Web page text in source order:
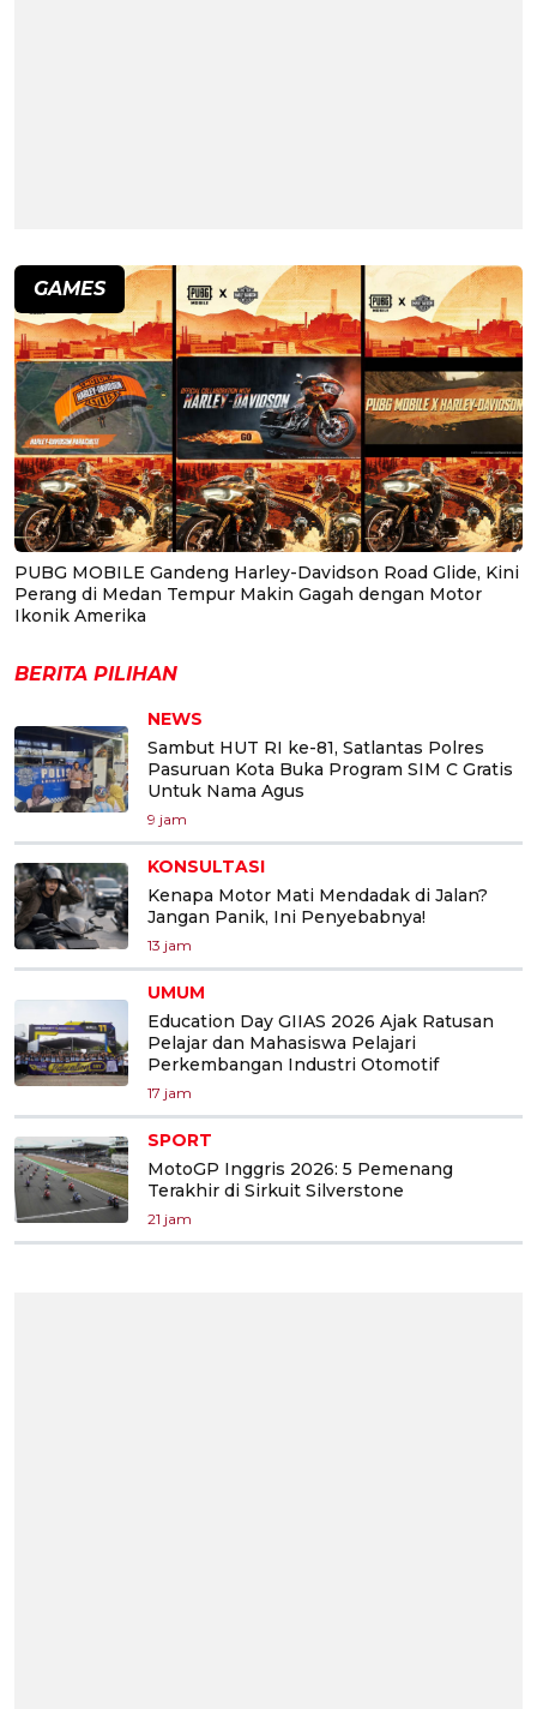
GAMES
PUBG MOBILE Gandeng Harley-Davidson Road Glide, Kini
Perang di Medan Tempur Makin Gagah dengan Motor
Ikonik Amerika
BERITA PILIHAN
NEWS
Sambut HUT RI ke-81, Satlantas Polres
Pasuruan Kota Buka Program SIM C Gratis
Untuk Nama Agus
9 jam
KONSULTASI
Kenapa Motor Mati Mendadak di Jalan?
Jangan Panik, Ini Penyebabnya!
13 jam
UMUM
Education Day GIIAS 2026 Ajak Ratusan
Pelajar dan Mahasiswa Pelajari
Perkembangan Industri Otomotif
17 jam
SPORT
MotoGP Inggris 2026: 5 Pemenang
Terakhir di Sirkuit Silverstone
21 jam